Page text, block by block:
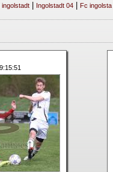
ingolstadt| Ingolstadt 04| Fc ingolsta